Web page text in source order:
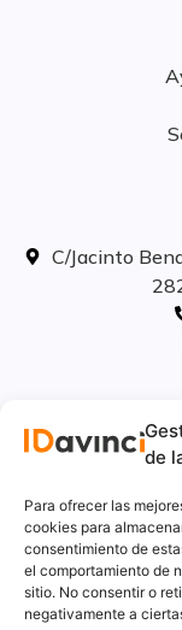
de
Para ofrecer las
cookies para
consentimiento de
el comportamiento de
sitio. No consentir o
negativamente a
C/Jacinto